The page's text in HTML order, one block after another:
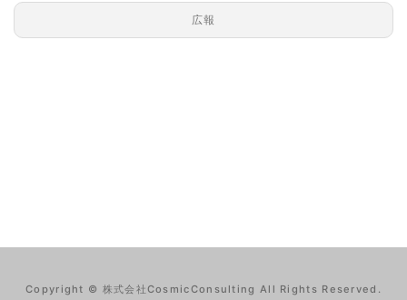
広報
Copyright © 株式会社CosmicConsulting All Rights Reserved.